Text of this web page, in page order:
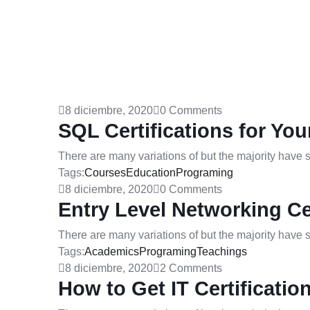
8 diciembre, 2020 0 Comments
SQL Certifications for
There are many variations of but the majority have
Tags:CoursesEducationPrograming
8 diciembre, 2020 0 Comments
Entry Level Networking
There are many variations of but the majority have
Tags:AcademicsProgramingTeachings
8 diciembre, 2020
2 Comments
How to Get IT